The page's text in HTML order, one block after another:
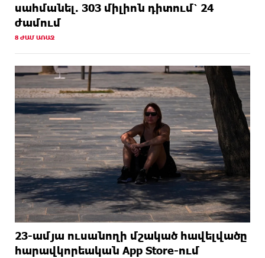
սահմանել. 303 միլիոն դիտում՝ 24
ժամում
8 ԺԱՄ ԱՌԱՋ
23-ամյա ուսանողի մշակած հավելվածը
հարավկորեական App Store-ում